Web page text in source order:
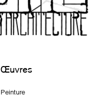
Œuvres
Peinture